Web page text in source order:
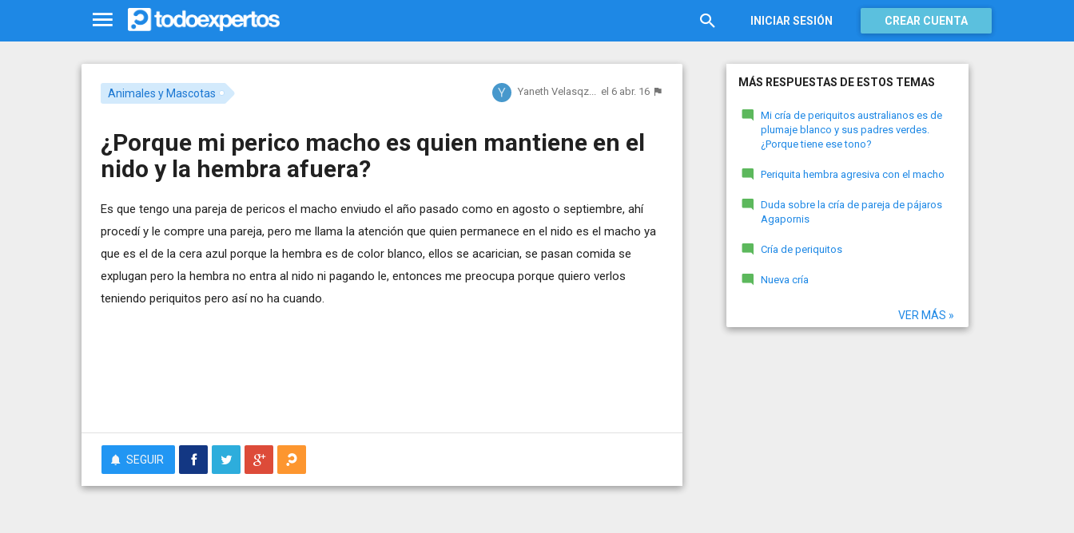
INICIAR SESIÓN CREAR CUENTA
Animales y Mascotas Yaneth Velasqz... el 6 abr. 16
¿Porque mi perico macho es quien mantiene en el
nido y la hembra afuera?
Es que tengo una pareja de pericos el macho enviudo el año pasado como en agosto o septiembre, ahí
procedí y le compre una pareja, pero me llama la atención que quien permanece en el nido es el macho ya
que es el de la cera azul porque la hembra es de color blanco, ellos se acarician, se pasan comida se
explugan pero la hembra no entra al nido ni pagando le, entonces me preocupa porque quiero verlos
teniendo periquitos pero así no ha cuando.
SEGUIR
MÁS RESPUESTAS DE ESTOS TEMAS
Mi cría de periquitos australianos es de
plumaje blanco y sus padres verdes.
¿Porque tiene ese tono?
Periquita hembra agresiva con el macho
Duda sobre la cría de pareja de pájaros
Agapornis
Cría de periquitos
Nueva cría
VER MÁS »